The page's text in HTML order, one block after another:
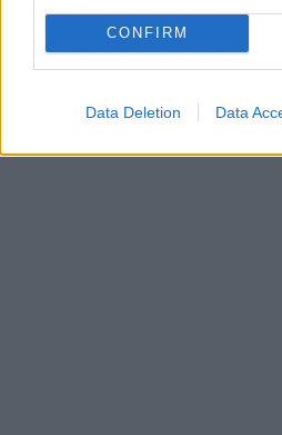
CONFIRM
Data Deletion Data